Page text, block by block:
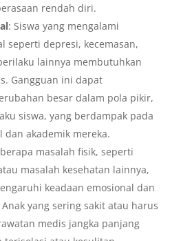
rendah diri.
: Siswa yang mengalami
seperti depresi, kecemasan,
lainnya membutuhkan
Gangguan ini dapat
besar dalam pola pikir,
siswa, yang berdampak pada
dan akademik mereka.
masalah fisik, seperti
masalah kesehatan lainnya,
keadaan emosional dan
yang sering sakit atau harus
medis jangka panjang